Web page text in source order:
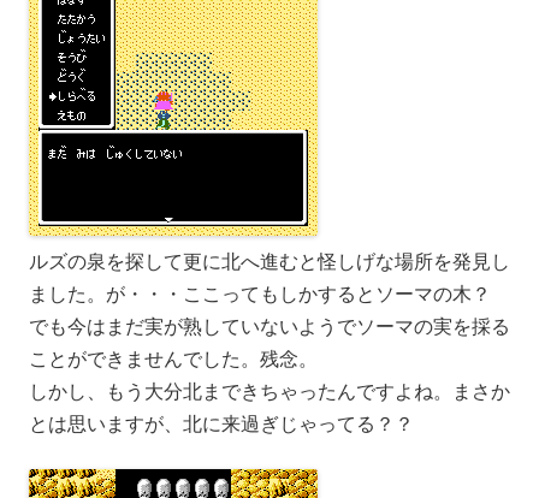
ルズの泉を探して更に北へ進むと怪しげな場所を発見し
ました。が・・・ここってもしかするとソーマの木？
でも今はまだ実が熟していないようでソーマの実を採る
ことができませんでした。残念。
しかし、もう大分北まできちゃったんですよね。まさか
とは思いますが、北に来過ぎじゃってる？？